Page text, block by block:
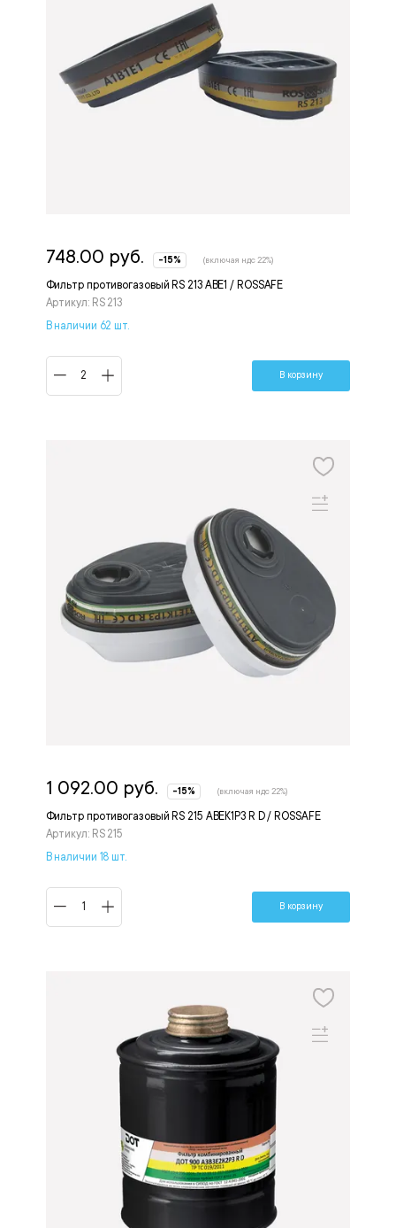
Фильтр противогазовый RS 213 ABE1 / ROSSAFE
Артикул: RS 213
748.00 руб. -15% (включая ндс 22%)
В наличии 62 шт.
В корзину
Фильтр противогазовый RS 215 АВЕК1Р3 R D / ROSSAFE
Артикул: RS 215
1 092.00 руб. -15% (включая ндс 22%)
В наличии 18 шт.
В корзину